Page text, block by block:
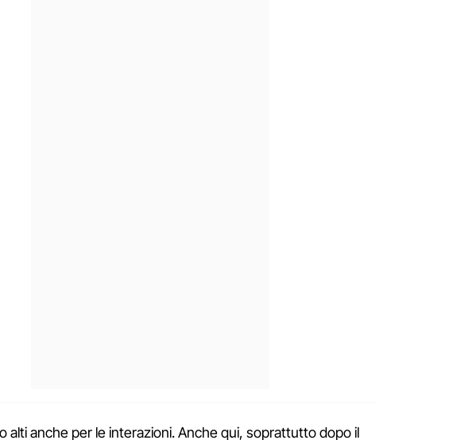
alti anche per le interazioni. Anche qui, soprattutto dopo il